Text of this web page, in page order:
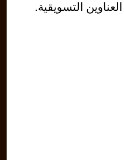
العناوين التسويقية.